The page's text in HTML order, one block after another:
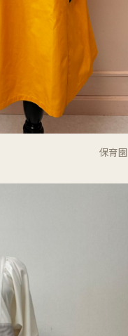
保育園